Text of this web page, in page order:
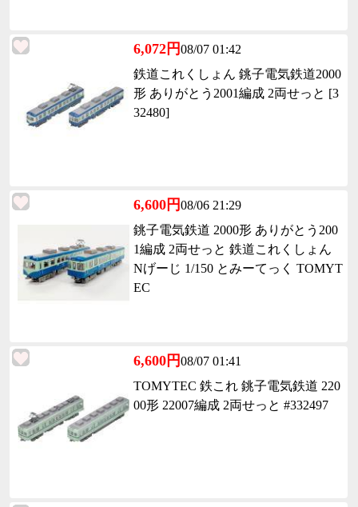
6,072円08/07 01:42
鉄道これくしょん 銚子電気鉄道2000
形 ありがとう2001編成 2両せっと [3
32480]
6,600円08/06 21:29
銚子電気鉄道 2000形 ありがとう200
1編成 2両せっと 鉄道これくしょん
Nげーじ 1/150 とみーてっく TOMYT
EC
6,600円08/07 01:41
TOMYTEC 鉄これ 銚子電気鉄道 220
00形 22007編成 2両せっと #332497